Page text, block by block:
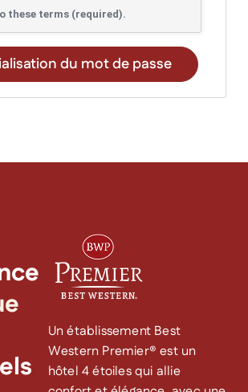
these terms (required).
du mot de passe
Un établissement Best
Western Premier® est un
hôtel 4 étoiles qui allie